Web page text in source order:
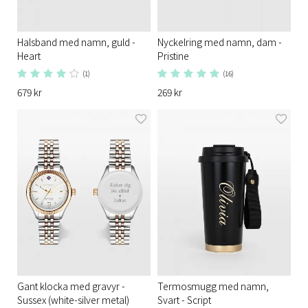
Halsband med namn, guld -
Heart
(1)
679 kr
Nyckelring med namn, dam -
Pristine
(16)
269 kr
Gant klocka med gravyr -
Sussex (white-silver metal)
Termosmugg med namn,
Svart - Script